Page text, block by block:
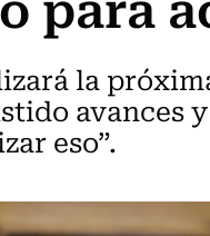
la
avances
eso”.